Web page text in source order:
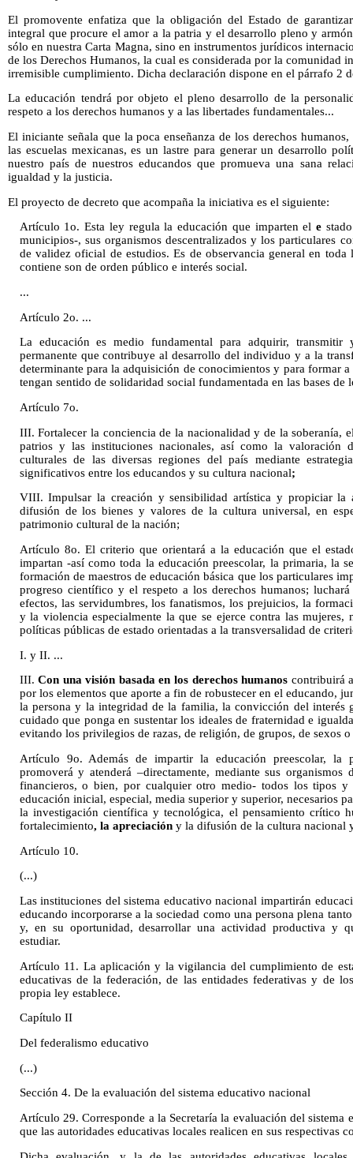
El promovente enfatiza que la obligación del Estado de
integral que procure el amor a la patria y el desarrollo pleno y
sólo en nuestra Carta Magna, sino en instrumentos jurídicos
de los Derechos Humanos, la cual es considerada por la comunidad
irremisible cumplimiento. Dicha declaración dispone en el párrafo 2
La educación tendrá por objeto el pleno desarrollo de la
respeto a los derechos humanos y a las libertades fundamentales...
El iniciante señala que la poca enseñanza de los derechos
las escuelas mexicanas, es un lastre para generar un desarrollo
nuestro país de nuestros educandos que promueva una sana
igualdad y la justicia.
El proyecto de decreto que acompaña la iniciativa es el siguiente:
Artículo 1o. Esta ley regula la educación que imparten ele
municipios-, sus organismos descentralizados y los particulares
de validez oficial de estudios. Es de observancia general en
contiene son de orden público e interés social.
...
Artículo 2o. ...
La educación es medio fundamental para adquirir, transmitir
permanente que contribuye al desarrollo del individuo y a la
determinante para la adquisición de conocimientos y para formar
tengan sentido de solidaridad social fundamentada en las bases de
Artículo 7o.
III. Fortalecer la conciencia de la nacionalidad y de la soberanía,
patrios y las instituciones nacionales, así como la valoración
culturales de las diversas regiones del país mediante
significativos entre los educandos y su cultura nacional;
VIII. Impulsar la creación y sensibilidad artística y propiciar la
difusión de los bienes y valores de la cultura universal, en
patrimonio cultural de la nación;
Artículo 8o. El criterio que orientará a la educación que el
impartan -así como toda la educación preescolar, la primaria, la
formación de maestros de educación básica que los particulares
progreso científico y el respeto a los derechos humanos;
efectos, las servidumbres, los fanatismos, los prejuicios, la
y la violencia especialmente la que se ejerce contra las mujeres,
políticas públicas de estado orientadas a la transversalidad de
I. y II. ...
III.Con una visión basada en los derechos humanos contribuirá
por los elementos que aporte a fin de robustecer en el educando,
la persona y la integridad de la familia, la convicción del interés
cuidado que ponga en sustentar los ideales de fraternidad e
evitando los privilegios de razas, de religión, de grupos, de sexos
Artículo 9o. Además de impartir la educación preescolar, la
promoverá y atenderá –directamente, mediante sus organismos
financieros, o bien, por cualquier otro medio- todos los tipos y
educación inicial, especial, media superior y superior, necesarios
la investigación científica y tecnológica, el pensamiento crítico
fortalecimiento, la apreciacióny la difusión de la cultura nacional
Artículo 10.
(...)
Las instituciones del sistema educativo nacional impartirán
educando incorporarse a la sociedad como una persona plena
y, en su oportunidad, desarrollar una actividad productiva y
estudiar.
Artículo 11. La aplicación y la vigilancia del cumplimiento de
educativas de la federación, de las entidades federativas y de
propia ley establece.
Capítulo II
Del federalismo educativo
(...)
Sección 4. De la evaluación del sistema educativo nacional
Artículo 29. Corresponde a la Secretaría la evaluación del
que las autoridades educativas locales realicen en sus respectivas